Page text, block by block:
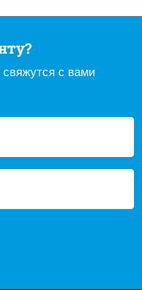
с вами